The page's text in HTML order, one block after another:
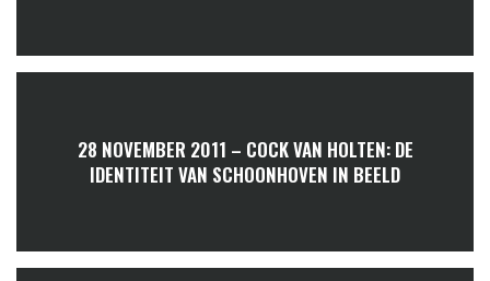
28 NOVEMBER 2011 – COCK VAN HOLTEN: DE
IDENTITEIT VAN SCHOONHOVEN IN BEELD